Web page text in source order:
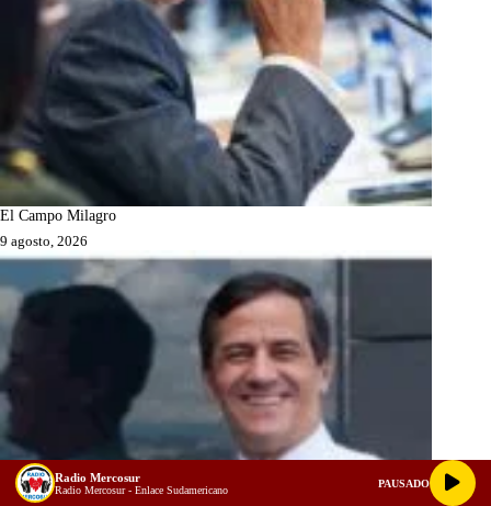
El Campo Milagro
9 agosto, 2026
Radio Mercosur
Radio Mercosur - Enlace Sudamericano
PAUSADO